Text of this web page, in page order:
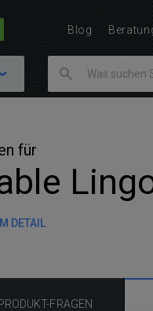
für
DETAIL
PRODUKT-FRAGEN
Blog